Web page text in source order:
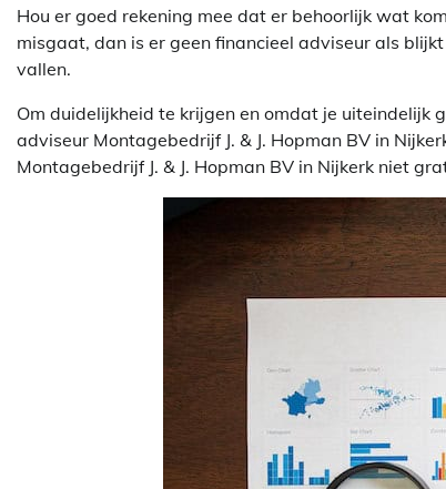
Hou er goed rekening mee dat er behoorlijk wat
misgaat, dan is er geen financieel adviseur als
vallen.
Om duidelijkheid te krijgen en omdat je uiteindelijk
adviseur Montagebedrijf J. & J. Hopman BV in
Montagebedrijf J. & J. Hopman BV in Nijkerk niet